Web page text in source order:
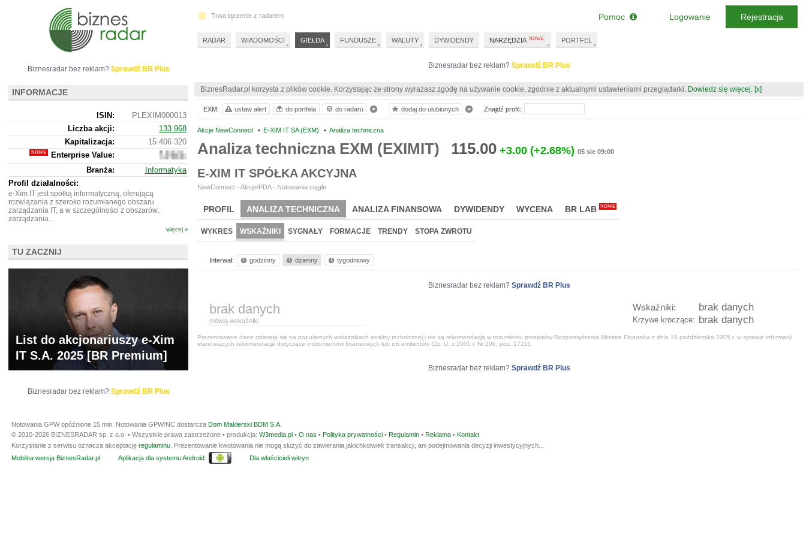
Biznesradar bez reklam? Sprawdź BR Plus
BiznesRadar.pl korzysta z plików cookie. Korzystając ze strony wyrażasz zgodę na używanie cookie, zgodnie z aktualnymi ustawieniami przeglądarki. Dowiedz się więcej. [x]
Akcje NewConnect • E-XIM IT SA (EXM) • Analiza techniczna
Analiza techniczna EXM (EXIMIT) 115.00 +3.00 (+2.68%) 05 sie 09:00
E-XIM IT SPÓŁKA AKCYJNA
NewConnect - Akcje/PDA - Notowania ciągłe
PROFIL ANALIZA TECHNICZNA ANALIZA FINANSOWA DYWIDENDY WYCENA BR LAB NOWE
WYKRES WSKAŹNIKI SYGNAŁY FORMACJE TRENDY STOPA ZWROTU
Interwał: godzinny dzienny tygodniowy
Biznesradar bez reklam? Sprawdź BR Plus
brak danych
mówią wskaźniki
brak danych
Wskaźniki:
brak danych
Krzywe kroczące:
Prezentowane dane opierają się na popularnych wskaźnikach analizy technicznej i nie są rekomendacją w rozumieniu przepisów Rozporządzenia Ministra Finansów z dnia 19 października 2005 r. w sprawie informacji
stanowiących rekomendacje dotyczące instrumentów finansowych lub ich emitentów (Dz. U. z 2005 r. Nr 206, poz. 1715).
Biznesradar bez reklam? Sprawdź BR Plus
EXM: ustaw alert do portfela do radaru dodaj do ulubionych Znajdź profil:
Biznesradar bez reklam? Sprawdź BR Plus
INFORMACJE
ISIN:
PLEXIM000013
Liczba akcji:
133 968
Kapitalizacja:
15 406 320
Enterprise Value:
11
221
320
Branża:
Informatyka
Profil działalności:
e-Xim IT jest spółką informatyczną, oferującą
rozwiązania z szeroko rozumianego obszaru
zarządzania IT, a w szczególności z obszarów:
zarządzania...
więcej »
TU ZACZNIJ
List do akcjonariuszy e-Xim
IT S.A. 2025 [BR Premium]
Biznesradar bez reklam? Sprawdź BR Plus
Trwa łączenie z radarem
RADAR WIADOMOŚCI GIEŁDA FUNDUSZE WALUTY DYWIDENDY NARZĘDZIA PORTFEL
Pomoc Logowanie Rejestracja
Notowania GPW opóźnione 15 min. Notowania GPW/NC dostarcza Dom Maklerski BDM S.A.
© 2010-2026 BIZNESRADAR sp. z o.o. • Wszystkie prawa zastrzeżone • produkcja: W3media.pl • O nas • Polityka prywatności • Regulamin • Reklama • Kontakt
Korzystanie z serwisu oznacza akceptację regulaminu . Prezentowanie kwotowania nie mogą służyć do zawierania jakichkolwiek transakcji, ani podejmowania decyzji inwestycyjnych...
Mobilna wersja BiznesRadar.pl
Aplikacja dla systemu Android Dla właścicieli witryn